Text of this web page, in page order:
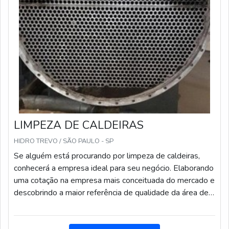
LIMPEZA DE CALDEIRAS
HIDRO TREVO / SÃO PAULO - SP
Se alguém está procurando por limpeza de caldeiras,
conhecerá a empresa ideal para seu negócio. Elaborando
uma cotação na empresa mais conceituada do mercado e
descobrindo a maior referência de qualidade da área de
com a Hidro Trevo irá encontrar excelente custo-